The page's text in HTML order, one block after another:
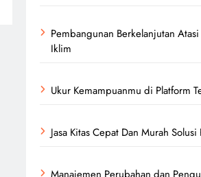
Pembangunan Berkelanjutan
Iklim
Ukur Kemampuanmu di Platform
Jasa Kitas Cepat Dan Murah Solusi